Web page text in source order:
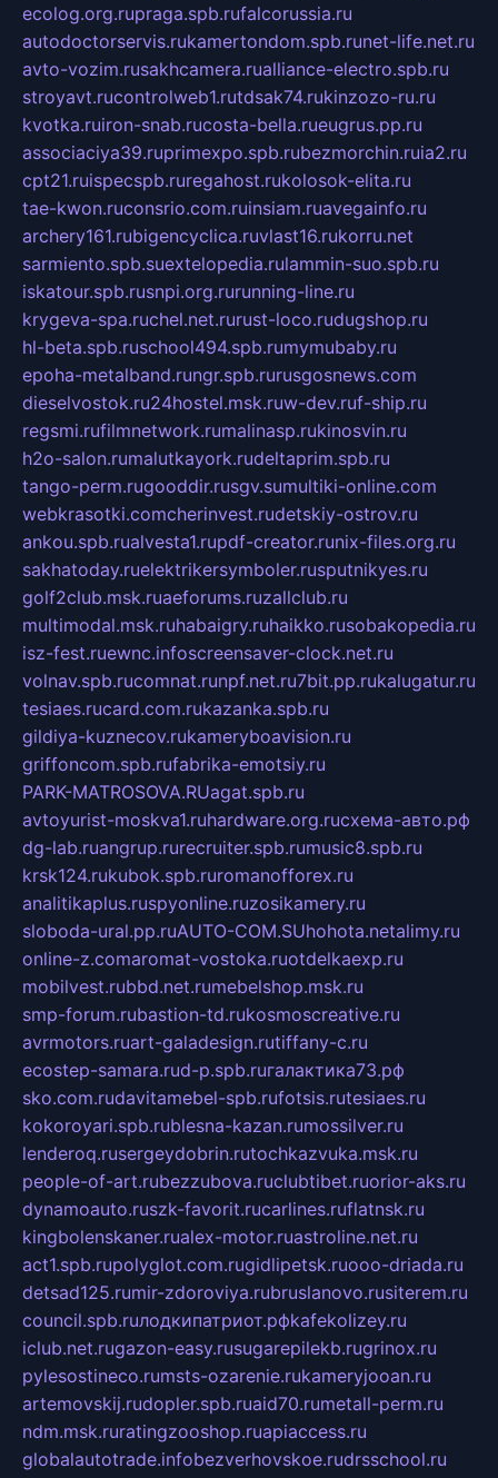
ecolog.org.rupraga.spb.rufalcorussia.ru
autodoctorservis.rukamertondom.spb.runet-life.net.ru
avto-vozim.rusakhcamera.rualliance-electro.spb.ru
stroyavt.rucontrolweb1.rutdsak74.rukinzozo-ru.ru
kvotka.ruiron-snab.rucosta-bella.rueugrus.pp.ru
associaciya39.ruprimexpo.spb.rubezmorchin.ruia2.ru
cpt21.ruispecspb.ruregahost.rukolosok-elita.ru
tae-kwon.ruconsrio.com.ruinsiam.ruavegainfo.ru
archery161.rubigencyclica.ruvlast16.rukorru.net
sarmiento.spb.suextelopedia.rulammin-suo.spb.ru
iskatour.spb.rusnpi.org.rurunning-line.ru
krygeva-spa.ruchel.net.rurust-loco.rudugshop.ru
hl-beta.spb.ruschool494.spb.rumymubaby.ru
epoha-metalband.rungr.spb.rurusgosnews.com
dieselvostok.ru24hostel.msk.ruw-dev.ruf-ship.ru
regsmi.rufilmnetwork.rumalinasp.rukinosvin.ru
h2o-salon.rumalutkayork.rudeltaprim.spb.ru
tango-perm.rugooddir.rusgv.sumultiki-online.com
webkrasotki.comcherinvest.rudetskiy-ostrov.ru
ankou.spb.rualvesta1.rupdf-creator.runix-files.org.ru
sakhatoday.ruelektrikersymboler.rusputnikyes.ru
golf2club.msk.ruaeforums.ruzallclub.ru
multimodal.msk.ruhabaigry.ruhaikko.rusobakopedia.ru
isz-fest.ruewnc.infoscreensaver-clock.net.ru
volnav.spb.rucomnat.runpf.net.ru7bit.pp.rukalugatur.ru
tesiaes.rucard.com.rukazanka.spb.ru
gildiya-kuznecov.rukameryboavision.ru
griffoncom.spb.rufabrika-emotsiy.ru
PARK-MATROSOVA.RUagat.spb.ru
avtoyurist-moskva1.ruhardware.org.ruсхема-авто.рф
dg-lab.ruangrup.rurecruiter.spb.rumusic8.spb.ru
krsk124.rukubok.spb.ruromanofforex.ru
analitikaplus.ruspyonline.ruzosikamery.ru
sloboda-ural.pp.ruAUTO-COM.SUhohota.netalimy.ru
online-z.comaromat-vostoka.ruotdelkaexp.ru
mobilvest.rubbd.net.rumebelshop.msk.ru
smp-forum.rubastion-td.rukosmoscreative.ru
avrmotors.ruart-galadesign.rutiffany-c.ru
ecostep-samara.rud-p.spb.ruгалактика73.рф
sko.com.rudavitamebel-spb.rufotsis.rutesiaes.ru
kokoroyari.spb.rublesna-kazan.rumossilver.ru
lenderoq.rusergeydobrin.rutochkazvuka.msk.ru
people-of-art.rubezzubova.ruclubtibet.ruorior-aks.ru
dynamoauto.ruszk-favorit.rucarlines.ruflatnsk.ru
kingbolenskaner.rualex-motor.ruastroline.net.ru
act1.spb.rupolyglot.com.rugidlipetsk.ruooo-driada.ru
detsad125.rumir-zdoroviya.rubruslanovo.rusiterem.ru
council.spb.ruлодкипатриот.рфkafekolizey.ru
iclub.net.rugazon-easy.rusugarepilekb.rugrinox.ru
pylesostineco.rumsts-ozarenie.rukameryjooan.ru
artemovskij.rudopler.spb.ruaid70.rumetall-perm.ru
ndm.msk.ruratingzooshop.ruapiaccess.ru
globalautotrade.infobezverhovskoe.rudrsschool.ru